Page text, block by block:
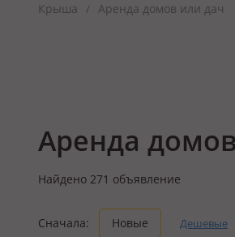
Крыша / Аренда домов или дач
Аренда
Найдено 271 объявление
Сначала: Новые Дешевые